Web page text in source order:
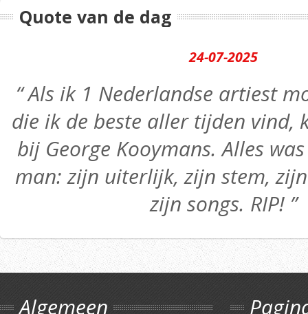
Quote van de dag
24-07-2025
“ Als ik 1 Nederlandse artiest
die ik de beste aller tijden vind,
bij George Kooymans. Alles
man: zijn uiterlijk, zijn stem,
zijn songs. RIP! ”
Algemeen